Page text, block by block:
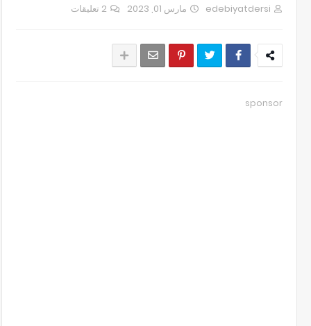
edebiyatdersi مارس 01, 2023 2 تعليقات
sponsor